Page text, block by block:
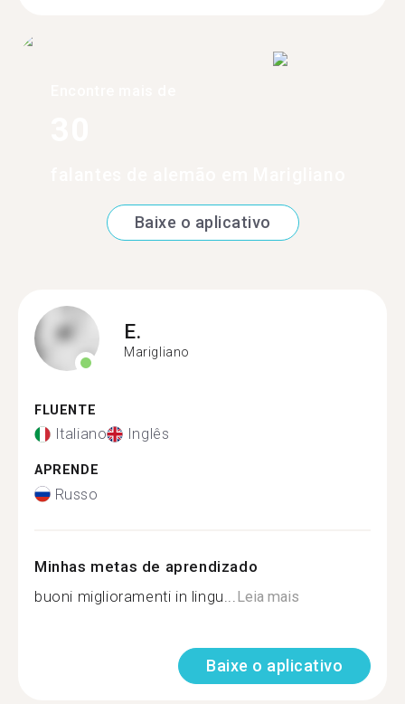
Baixe o aplicativo
E.
Marigliano
FLUENTE
Italiano Inglês
APRENDE
Russo
Minhas metas de aprendizado
buoni miglioramenti in lingu... Leia mais
Baixe o aplicativo